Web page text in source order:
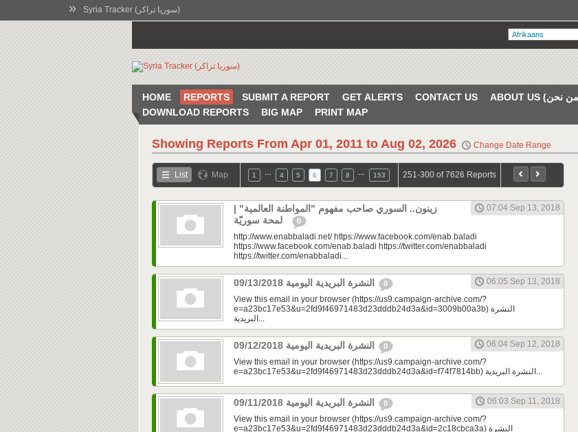
» Syria Tracker (سوريا تراكر)
HOME REPORTS SUBMIT A REPORT GET ALERTS CONTACT US
DOWNLOAD REPORTS
BIG MAP PRINT MAP
Showing Reports From Apr 01, 2011 to Aug 02, 2026 Change Date Range
List Map 1 4 5 6 7 8 153 251-300 of 7626 Reports
زينون.. السوري صاحب مفهوم "المواطنة العالمية" |
0
07:04 Sep 13, 2018
http://www.enabbaladi.net/ https://www.facebook.com/enab.baladi
https://www.facebook.com/enab.baladi https://twitter.com/enabbaladi
https://twitter.com/enabbaladi...
0
06:05 Sep 13, 2018
View this email in your browser (https://us9.campaign-archive.com/?
e=a23bc17e53&u=2fd9f46971483d23dddb24d3a&id=3009b00a3b) النشرة
البريدية...
0
06:04 Sep 12, 2018
View this email in your browser (https://us9.campaign-archive.com/?
e=a23bc17e53&u=2fd9f46971483d23dddb24d3a&id=f74f7814bb) النشرة البريدية...
0
06:03 Sep 11, 2018
View this email in your browser (https://us9.campaign-archive.com/?
e=a23bc17e53&u=2fd9f46971483d23dddb24d3a&id=2c18cbca3a) النشرة